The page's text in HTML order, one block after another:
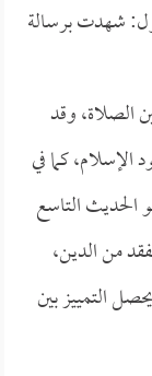
شهدت برسالة
الصلاة، وقد
كما في
الحديث التاسع
من الدين،
التمييز بين